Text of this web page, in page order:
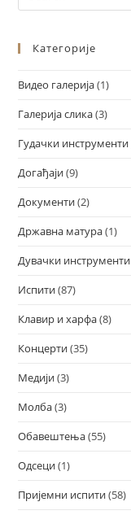
Категорије
Видео галерија(1)
Галерија слика(3)
Гудачки инструменти
Догађаји(9)
Документи(2)
Државна матура(1)
Дувачки
Испити(87)
Клавир и харфа(8)
Концерти(35)
Медији(3)
Молба(3)
Обавештења(55)
Одсеци(1)
Пријемни испити(58)